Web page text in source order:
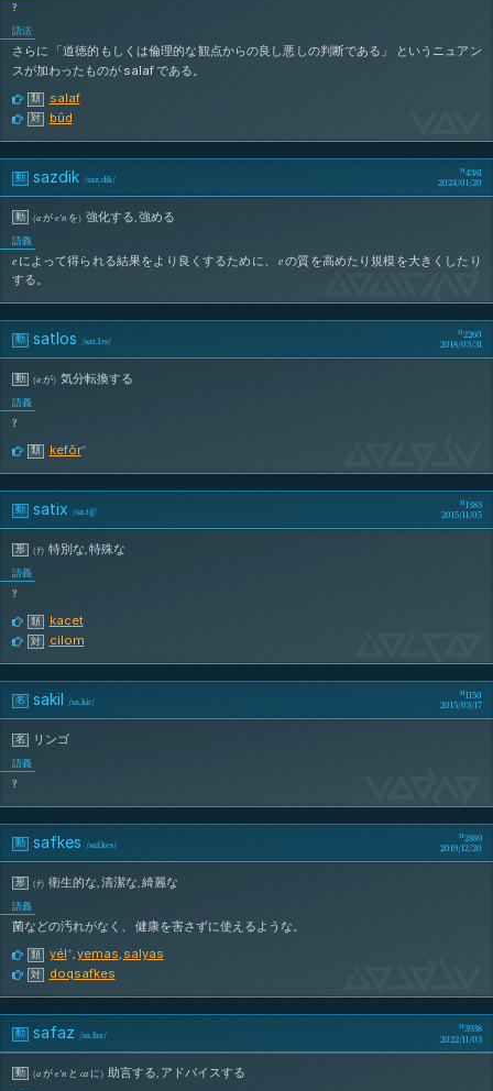
?
語法
さらに 「道徳的もしくは倫理的な観点からの良し悪しの判断である」 というニュアン
スが加わったものが salafである。
類 salaf
対 bûd
動 sazdik /saz.dik/
4381
2024/01/20
動 (aが e’nを) 強化する,強める
語義
eによって得られる結果をより良くするために、eの質を高めたり規模を大きくしたり
する。
動 satlos /sat.lɔs/
2260
2018/03/31
動 (aが) 気分転換する
語義
?
類 kefôr*
動 satix /sa.tiʃ/
1383
2015/11/05
形 (†) 特別な,特殊な
語義
?
類 kacet
対 cilom
名 sakil /sa.kiɾ/
1150
2015/03/17
名 リンゴ
語義
?
動 safkes /saf.kes/
2889
2019/12/20
形 (†) 衛生的な,清潔な,綺麗な
語義
菌などの汚れがなく、 健康を害さずに使えるような。
類 yél*,yemas, salyas
対 doqsafkes
動 safaz /sa.faz/
3938
2022/11/03
動 (aが e’nと caに) 助言する, アドバイスする